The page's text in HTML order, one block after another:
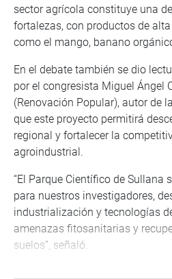
sector agrícola constituye una
fortalezas, con productos de
como el mango, banano
En el debate también se dio
por el congresista Miguel Ángel
(Renovación Popular), autor de
que este proyecto permitirá
regional y fortalecer la
agroindustrial.
“El Parque Científico de Sullana
para nuestros investigadores,
industrialización y tecnologías
amenazas fitosanitarias y
suelos”, señaló.